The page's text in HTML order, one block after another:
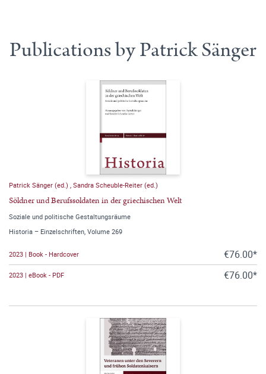
Publications by Patrick Sänger
Patrick Sänger (ed.) Sandra Scheuble-Reiter (ed.)
Söldner und Berufssoldaten in der griechischen Welt
Soziale und politische Gestaltungsräume
Historia – Einzelschriften, Volume 269
2023 | Book - Hardcover €76.00*
2023 | eBook - PDF €76.00*